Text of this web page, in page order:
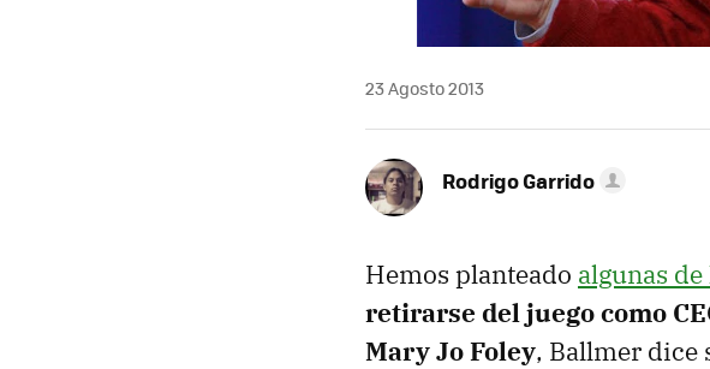
23 Agosto 2013
Rodrigo Garrido
Hemos planteado algunas
retirarse del juego como
Mary Jo Foley, Ballmer dice